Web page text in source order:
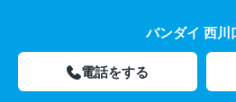
バンダイ 西川
電話をする